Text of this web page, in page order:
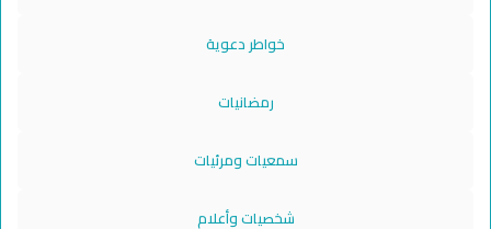
خواطر دعوية
رمضانيات
سمعيات ومرئيات
شخصيات وأعلام